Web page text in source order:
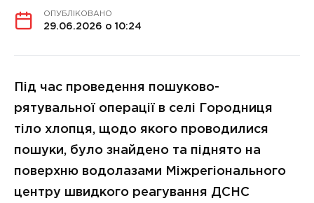
ОПУБЛІКОВАНО
29.06.2026 о 10:24
Під час проведення пошуково-
рятувальної операції в селі Городниця
тіло хлопця, щодо якого проводилися
пошуки, було знайдено та піднято на
поверхню водолазами Міжрегіонального
центру швидкого реагування ДСНС